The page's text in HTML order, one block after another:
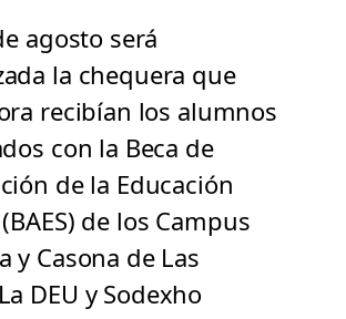
agosto será
la chequera que
recibían los alumnos
con la Beca de
de la Educación
de los Campus
y Casona de Las
DEU y Sodexho